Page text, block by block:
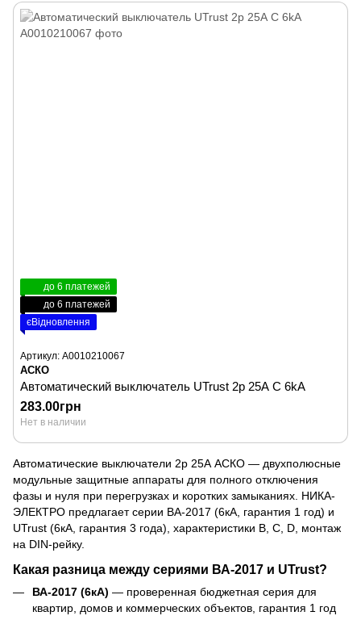
до 6 платежей
до 6 платежей
єВідновлення
Артикул: A0010210067
АСКО
Автоматический выключатель UTrust 2р 25А С 6kА
283.00грн
Нет в наличии
Автоматические выключатели 2р 25А АСКО — двухполюсные
модульные защитные аппараты для полного отключения
фазы и нуля при перегрузках и коротких замыканиях. НИКА-
ЭЛЕКТРО предлагает серии ВА-2017 (6кА, гарантия 1 год) и
UTrust (6кА, гарантия 3 года), характеристики B, C, D, монтаж
на DIN-рейку.
Какая разница между сериями ВА-2017 и UTrust?
ВА-2017 (6кА) — проверенная бюджетная серия для
квартир, домов и коммерческих объектов, гарантия 1 год